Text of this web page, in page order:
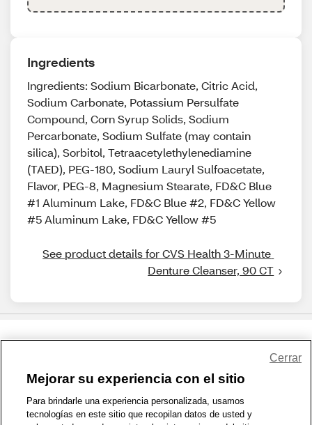
Ingredients
Ingredients: Sodium Bicarbonate, Citric Acid,
Sodium Carbonate, Potassium Persulfate
Compound, Corn Syrup Solids, Sodium
Percarbonate, Sodium Sulfate (may contain
silica), Sorbitol, Tetraacetylethylenediamine
(TAED), PEG-180, Sodium Lauryl Sulfoacetate,
Flavor, PEG-8, Magnesium Stearate, FD&C Blue
#1 Aluminum Lake, FD&C Blue #2, FD&C Yellow
#5 Aluminum Lake, FD&C Yellow #5
See product details for CVS Health 3-Minute
Denture Cleanser, 90 CT
1-800-679-9691 | Contáctenos | Términos de Uso | Accesibilidad
Política de Privacidad | WA Privacy Policy | Mapa del sitio
Mejorar su experiencia con el sitio
Para brindarle una experiencia personalizada, usamos
tecnologías en este sitio que recopilan datos de usted y
Cerrar